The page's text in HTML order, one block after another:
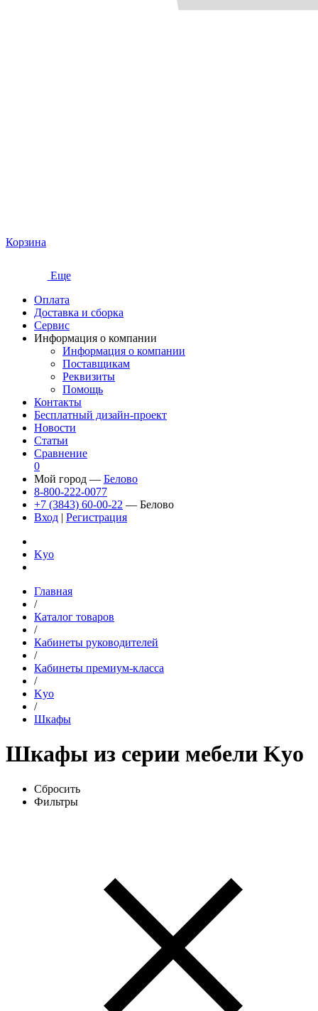
Корзина
Еще
Оплата
Доставка и сборка
Сервис
Информация о компании
Информация о компании
Поставщикам
Реквизиты
Помощь
Контакты
Бесплатный дизайн-проект
Новости
Статьи
Сравнение
0
Мой город — Белово
8-800-222-0077
+7 (3843) 60-00-22 — Белово
Вход | Регистрация
Kyo
Главная
/
Каталог товаров
/
Кабинеты руководителей
/
Кабинеты премиум-класса
/
Kyo
/
Шкафы
Шкафы из серии мебели Kyo
Сбросить
Фильтры